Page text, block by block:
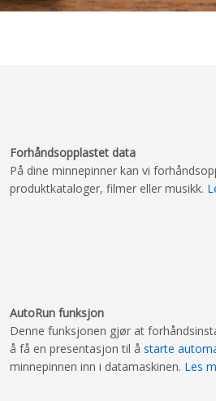
Forhåndsopplastet data
På dine minnepinner kan vi
produktkataloger, filmer eller musikk.
AutoRun funksjon
Denne funksjonen gjør at
å få en presentasjon til åstarte
minnepinnen inn i datamaskinen. Les